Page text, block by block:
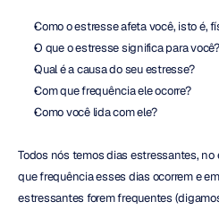
Como o estresse afeta você, isto é,
O que o estresse significa para você?
Qual é a causa do seu estresse?
Com que frequência ele ocorre?
Como você lida com ele?
Todos nós temos dias estressantes,
que frequência esses dias ocorrem e
estressantes forem frequentes